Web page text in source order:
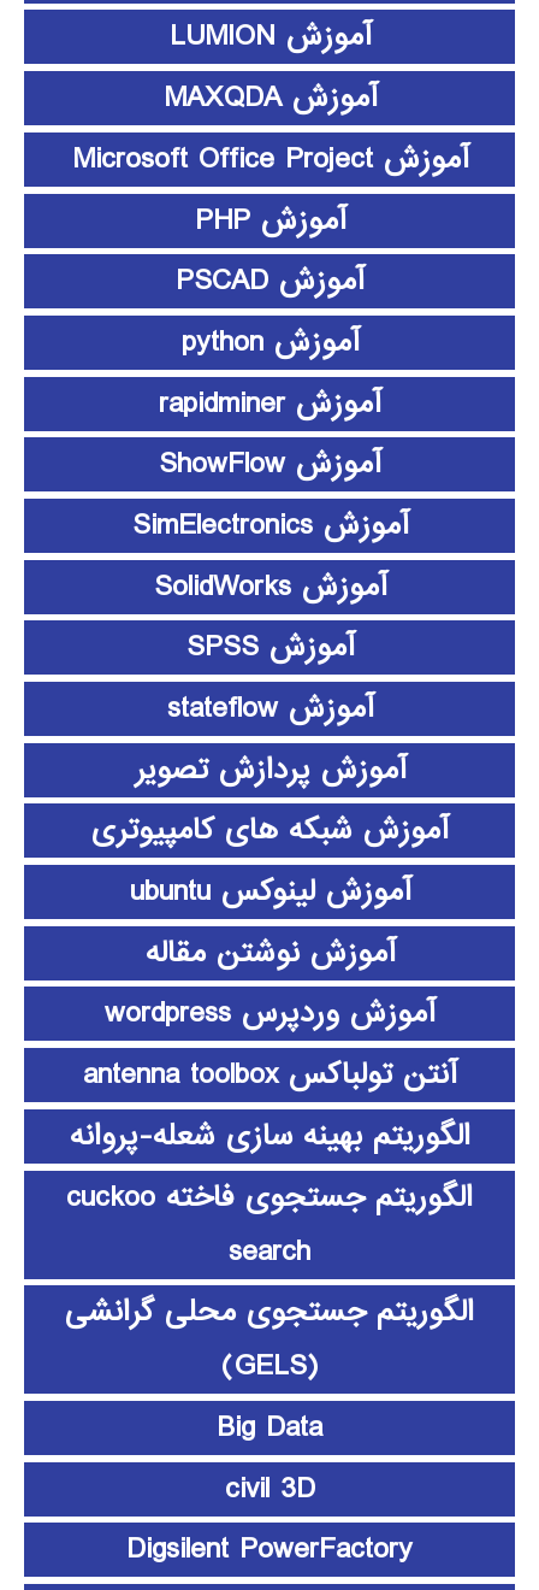
آموزش LUMION
آموزش MAXQDA
آموزش Microsoft Office Project
آموزش PHP
آموزش PSCAD
آموزش python
آموزش rapidminer
آموزش ShowFlow
آموزش SimElectronics
آموزش SolidWorks
آموزش SPSS
آموزش stateflow
آموزش پردازش تصویر
آموزش شبکه های کامپیوتری
آموزش لینوکس ubuntu
آموزش نوشتن مقاله
آموزش وردپرس wordpress
آنتن تولباکس antenna toolbox
الگوریتم بهینه سازی شعله-پروانه
الگوریتم جستجوی فاخته cuckoo
search
الگوریتم جستجوی محلی گرانشی
(GELS)
Big Data
civil 3D
Digsilent PowerFactory